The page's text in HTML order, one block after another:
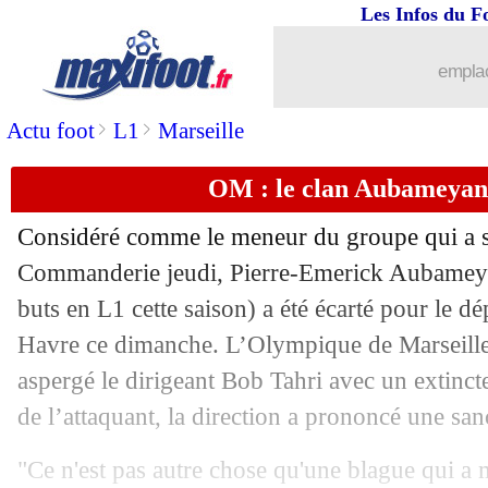
Actu foot> L1 > Marseille
Les Infos du
OM : le clan
Considéré comme le meneur du groupe qui a
Commanderie jeudi, Pierre-Emerick
buts en L1 cette saison) a été écarté pour le
Havre ce dimanche. L’Olympique de
aspergé le dirigeant Bob Tahri avec un
de l’attaquant, la direction a prononcé une
"Ce n'est pas autre chose qu'une blague qui a
Reims: clap de fin pour Geraerts
10/05 Esp.
10/05 Real: Alonso, Liverpool s'est
10/05 Lyon : Alonzo pointe les défauts de
10/05 Lens: Sangaré plaît à Liverpool
10/05 Barça: Flick a perdu son père
10/05 Lorient: Pantaloni, la priorité de
10/05 Ita.: Côme reste dans la course à la